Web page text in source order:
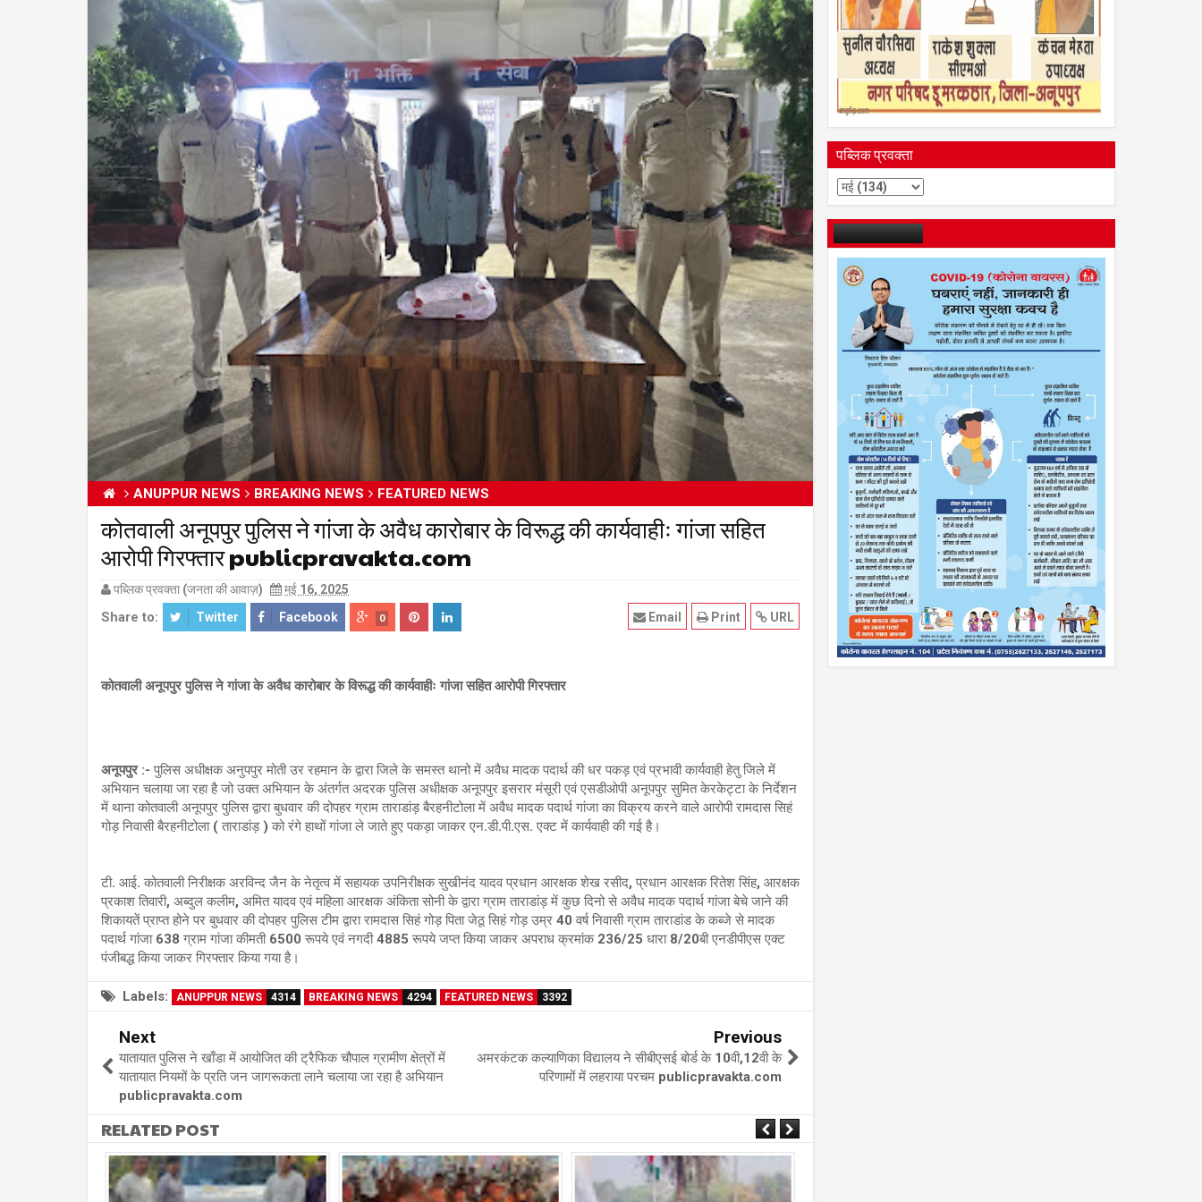
ANUPPUR NEWS BREAKING NEWS FEATURED NEWS
कोतवाली अनूपपुर पुलिस ने गांजा के अवैध कारोबार के विरूद्ध की कार्यवाहीः गांजा सहित
आरोपी गिरफ्तार publicpravakta.com
पब्लिक प्रवक्ता (जनता की आवाज़) मई 16, 2025
Share to: Twitter Facebook 0 URL
Print
Email
कोतवाली अनूपपुर पुलिस ने गांजा के अवैध कारोबार के विरूद्ध की कार्यवाहीः गांजा सहित आरोपी गिरफ्तार
अनूपपुर :- पुलिस अधीक्षक अनुपपुर मोती उर रहमान के द्वारा जिले के समस्त थानो में अवैध मादक पदार्थ की धर पकड़ एवं प्रभावी कार्यवाही हेतु जिले में
अभियान चलाया जा रहा है जो उक्त अभियान के अंतर्गत अदरक पुलिस अधीक्षक अनूपपुर इसरार मंसूरी एवं एसडीओपी अनूपपुर सुमित केरकेट्टा के निर्देशन
में थाना कोतवाली अनूपपुर पुलिस द्वारा बुधवार की दोपहर ग्राम ताराडांड़ बैरहनीटोला में अवैध मादक पदार्थ गांजा का विक्रय करने वाले आरोपी रामदास सिहं
गोड़ निवासी बैरहनीटोला ( ताराडांड़ ) को रंगे हाथों गांजा ले जाते हुए पकड़ा जाकर एन.डी.पी.एस. एक्ट में कार्यवाही की गई है।
टी. आई. कोतवाली निरीक्षक अरविन्द जैन के नेतृत्व में सहायक उपनिरीक्षक सुखीनंद यादव प्रधान आरक्षक शेख रसीद, प्रधान आरक्षक रितेश सिंह, आरक्षक
प्रकाश तिवारी, अब्दुल कलीम, अमित यादव एवं महिला आरक्षक अंकिता सोनी के द्वारा ग्राम ताराडांड़ में कुछ दिनो से अवैध मादक पदार्थ गांजा बेचे जाने की
शिकायतें प्राप्त होने पर बुधवार की दोपहर पुलिस टीम द्वारा रामदास सिहं गोड़ पिता जेठू सिहं गोड़ उम्र 40 वर्ष निवासी ग्राम ताराडांड के कब्जे से मादक
पदार्थ गांजा 638 ग्राम गांजा कीमती 6500 रूपये एवं नगदी 4885 रूपये जप्त किया जाकर अपराध क्रमांक 236/25 धारा 8/20बी एनडीपीएस एक्ट
पंजीबद्ध किया जाकर गिरफ्तार किया गया है।
Labels: ANUPPUR NEWS 4314 BREAKING NEWS 4294 FEATURED NEWS 3392
Next
यातायात पुलिस ने खाँडा में आयोजित की ट्रैफिक चौपाल ग्रामीण क्षेत्रों में
यातायात नियमों के प्रति जन जागरूकता लाने चलाया जा रहा है अभियान
publicpravakta.com
Previous
अमरकंटक कल्याणिका विद्यालय ने सीबीएसई बोर्ड के 10वी,12वी के
परिणामों में लहराया परचम publicpravakta.com
RELATED POST
पब्लिक प्रवक्ता